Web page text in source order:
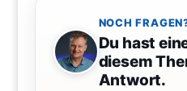
NOCH
Du hast
diesem
Antwort.